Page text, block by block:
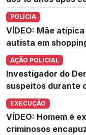
POLÍCIA
VÍDEO: Mãe
autista em
AÇÃO POLICIAL
Investigador do
suspeitos durante
EXECUÇÃO
VÍDEO: Homem é
criminosos